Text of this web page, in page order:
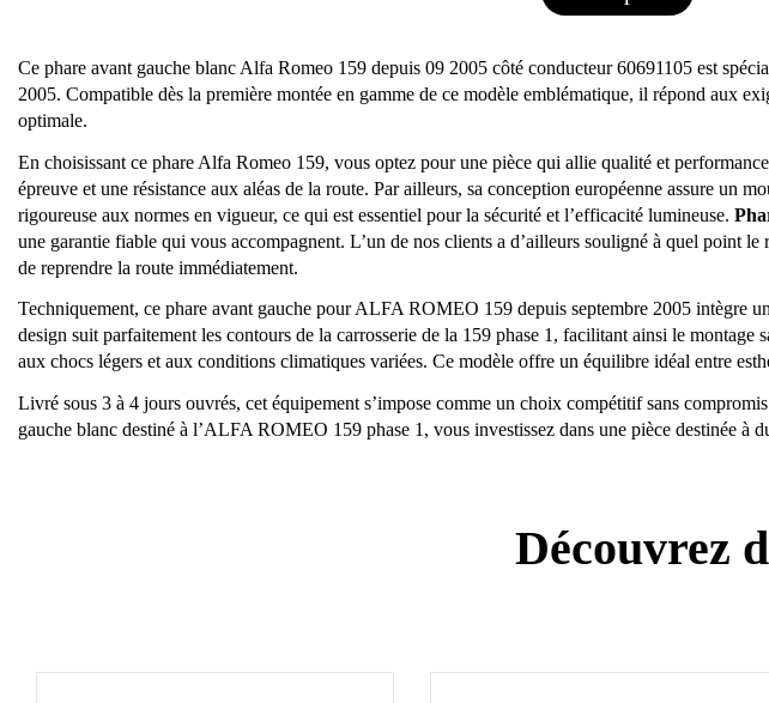
Ce phare avant gauche blanc Alfa Romeo 159 depuis 09 2005 côté conducteur 60691105 est
2005. Compatible dès la première montée en gamme de ce modèle emblématique, il répond aux
optimale.
En choisissant ce phare Alfa Romeo 159, vous optez pour une pièce qui allie qualité et
épreuve et une résistance aux aléas de la route. Par ailleurs, sa conception européenne assure un
rigoureuse aux normes en vigueur, ce qui est essentiel pour la sécurité et l’efficacité lumineuse.
une garantie fiable qui vous accompagnent. L’un de nos clients a d’ailleurs souligné à quel point
de reprendre la route immédiatement.
Techniquement, ce phare avant gauche pour ALFA ROMEO 159 depuis septembre 2005 intègre
design suit parfaitement les contours de la carrosserie de la 159 phase 1, facilitant ainsi le
aux chocs légers et aux conditions climatiques variées. Ce modèle offre un équilibre idéal entre
Livré sous 3 à 4 jours ouvrés, cet équipement s’impose comme un choix compétitif sans
gauche blanc destiné à l’ALFA ROMEO 159 phase 1, vous investissez dans une pièce destinée
Découvrez